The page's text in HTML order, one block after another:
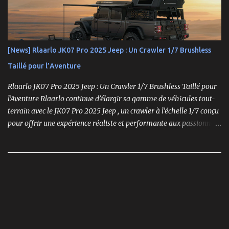
exigences des pilotes compétitifs, elle se distingue par ses
performances optimales, sa robustesse et sa modularité, des
atouts essentiels sur les circuits off-road.
[News] Rlaarlo JK07 Pro 2025 Jeep : Un Crawler 1/7 Brushless
Taillé pour l’Aventure
Rlaarlo JK07 Pro 2025 Jeep : Un Crawler 1/7 Brushless Taillé pour
l’Aventure Rlaarlo continue d’élargir sa gamme de véhicules tout-
terrain avec le JK07 Pro 2025 Jeep , un crawler à l’échelle 1/7 conçu
pour offrir une expérience réaliste et performante aux passionnés